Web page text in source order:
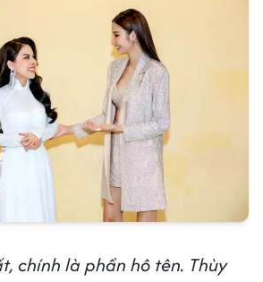
chính là phần hô tên. Thùy